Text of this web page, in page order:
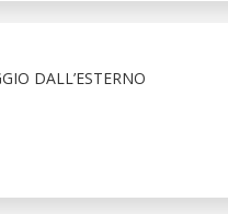
DALL’ESTERNO